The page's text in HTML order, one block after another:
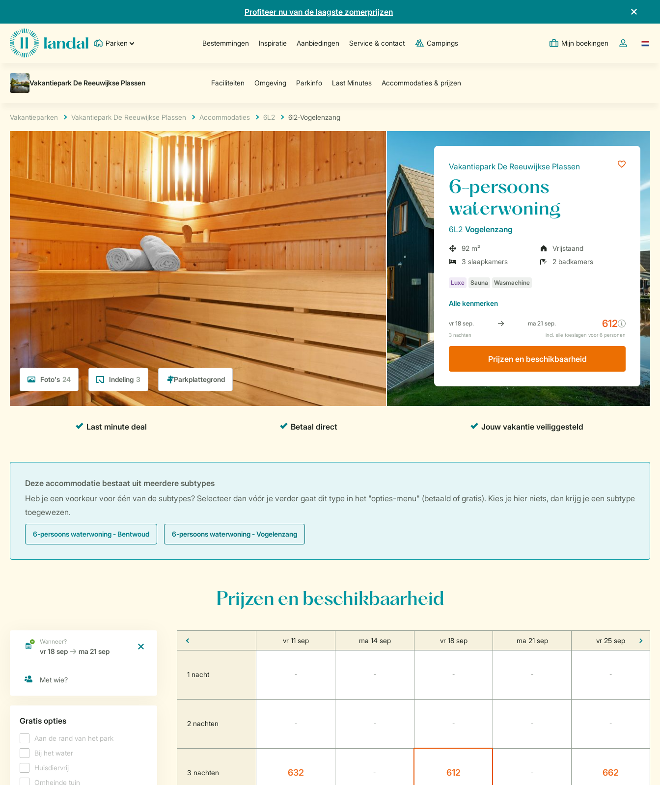
Profiteer nu van de laagste zomerprijzen
Parken Bestemmingen Inspiratie Aanbiedingen Service & contact Campings Mijn boekingen
Open deTaal
Vakantieparken Vakantiepark De Reeuwijkse Plassen Accommodaties 6L2 6l2-Vogelenzang
Foto's 24 Indeling 3
Vakantiepark De Reeuwijkse Plassen
6-persoons
waterwoning
6L2 Vogelenzang
92 m²
Vrijstaand
3 slaapkamers
2 badkamers
Allekenmerken
Prijzen en beschikbaarheid
Deze accommodatie bestaat uit meerdere subtypes
Heb je een voorkeur voor één van de subtypes? Selecteer dan vóór je verder gaat dit type in het "opties-menu" (betaald of gratis). Kies je hier niets, dan krijg je een subtype
toegewezen.
6-persoons waterwoning - Bentwoud 6-persoons waterwoning - Vogelenzang
Prijzen en beschikbaarheid
vr 11 sep ma 14 sep vr 18 sep ma 21 sep vr 25 sep
1 nacht - - - - -
2 nachten - - - - -
3 nachten 632 - 612 - 662